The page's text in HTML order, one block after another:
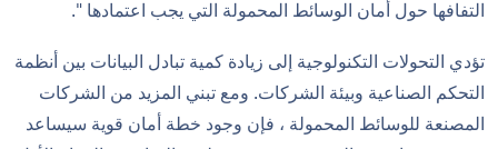
التفافها حول أمان الوسائط المحمولة التي يجب اعتمادها ".
تؤدي التحولات التكنولوجية إلى زيادة كمية تبادل البيانات بين أنظمة
التحكم الصناعية وبيئة الشركات. ومع تبني المزيد من الشركات
المصنعة للوسائط المحمولة ، فإن وجود خطة أمان قوية سيساعد